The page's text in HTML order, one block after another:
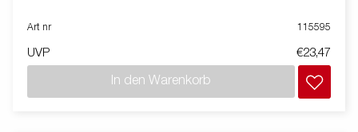
Art nr 115595
UVP €23,47
In den Warenkorb